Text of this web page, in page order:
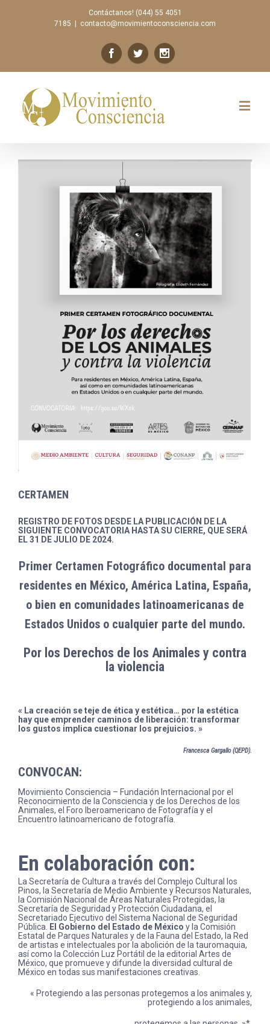
Contáctanos! (044) 55 4051
7185
contacto@movimientoconsciencia.com
Next
CERTAMEN
REGISTRO DE FOTOS DESDE LA PUBLICACIÓN DE LA
SIGUIENTE CONVOCATORIA HASTA SU CIERRE, QUE SERÁ
EL 31 DE JULIO DE 2024.
Primer Certamen Fotográfico documental para
residentes en México, América Latina, España,
o bien en comunidades latinoamericanas de
Estados Unidos o cualquier parte del mundo.
Por los Derechos de los Animales y contra
la violencia
« La creación se teje de ética y estética… por la estética
hay que emprender caminos de liberación: transformar
los gustos implica cuestionar los prejuicios. »
Francesca Gargallo(QEPD).
CONVOCAN:
Movimiento Consciencia – Fundación Internacional por el
Reconocimiento de la Consciencia y de los Derechos de los
Animales, el Foro Iberoamericano de Fotografía y el
Encuentro latinoamericano de fotografía.
En colaboración con:
La Secretaría de Cultura a través del Complejo Cultural los
Pinos, la Secretaría de Medio Ambiente y Recursos Naturales,
la Comisión Nacional de Áreas Naturales Protegidas, la
Secretaría de Seguridad y Protección Ciudadana, el
Secretariado Ejecutivo del Sistema Nacional de Seguridad
Pública. El Gobierno del Estado de México y la Comisión
Estatal de Parques Naturales y de la Fauna del Estado, la Red
de artistas e intelectuales por la abolición de la tauromaquia,
así como la Colección Luz Portátil de la editorial Artes de
México, que promueve y difunde la diversidad cultural de
México en todas sus manifestaciones creativas.
« Protegiendo a las personas protegemos a los animales y,
protegiendo a los animales,